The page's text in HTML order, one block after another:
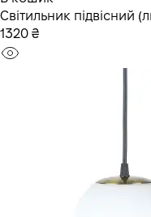
Світильник підвісний
1320 ₴